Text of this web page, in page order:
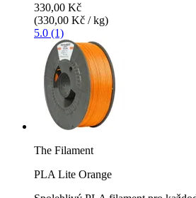
330,00 Kč
(330,00 Kč / kg)
5.0 (1)
The Filament
PLA Lite Orange